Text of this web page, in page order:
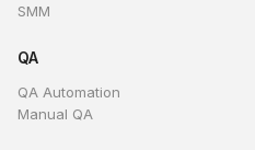
SMM
QA
QA Automation
Manual QA